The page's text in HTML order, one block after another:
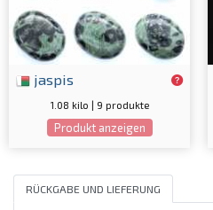
jaspis
1.08 kilo | 9 produkte
Produkt anzeigen
RÜCKGABE UND LIEFERUNG